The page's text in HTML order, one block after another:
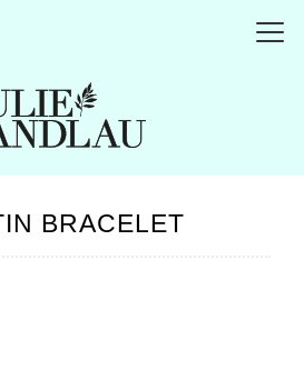
BRACELET